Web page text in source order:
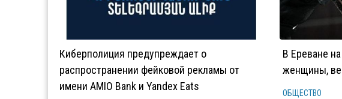
Киберполиция предупреждает о
распространении фейковой рекламы от
имени AMIO Bank и Yandex Eats
В Ереване
женщины,
ОБЩЕСТВО